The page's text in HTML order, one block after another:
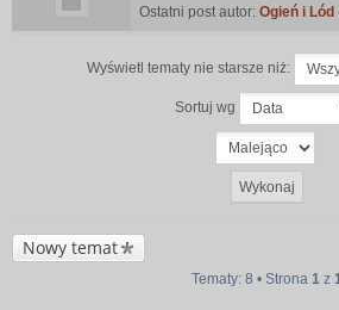
Ostatni post autor: Ogień i Lód
Wyświetl tematy nie starsze niż:
Sortuj wg
Nowy temat
Tematy: 8 • Strona 1z